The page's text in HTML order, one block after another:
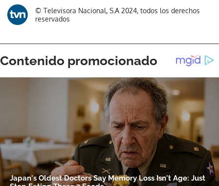
© Televisora Nacional, S.A 2024, todos los derechos
reservados